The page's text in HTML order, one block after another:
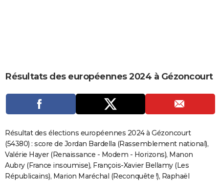
CARTE DE VOEUX
Carte de Noël
Carte Bonne année
Carte Saint-Valentin
Carte Pâques
Carte d'anniversaire
DICTIONNAIRE
Dictionnaire
Biographies
Citations
Expressions
Proverbes
PROGRAMME TV
COPAINS D'AVANT
S'inscrire
Se connecter
Lycées
Collèges
Primaires
Universités
Entreprises
Service militaire
Avis de recherche
AVIS DE DÉCÈS
FORUM
Résultats des européennes 2024 à Gézoncourt
Résultat des élections européennes 2024 à Gézoncourt
(54380) : score de Jordan Bardella (Rassemblement national),
Valérie Hayer (Renaissance - Modem - Horizons), Manon
Aubry (France insoumise), François-Xavier Bellamy (Les
Républicains), Marion Maréchal (Reconquête !), Raphaël